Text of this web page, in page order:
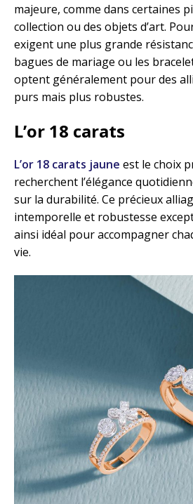
majeure, comme dans certaines
collection ou des objets d’art.
exigent une plus grande
bagues de mariage ou les
optent généralement pour des
purs mais plus robustes.
L’or 18 carats
L’or 18 carats jaune est le choix
recherchent l’élégance
sur la durabilité. Ce précieux
intemporelle et robustesse
ainsi idéal pour accompagner
vie.